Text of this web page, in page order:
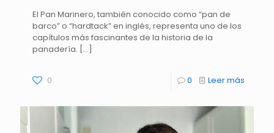
El Pan Marinero, también conocido como “pan de
barco” o “hardtack” en inglés, representa uno de los
capítulos más fascinantes de la historia de la
panadería. […]
0 0 Leer más